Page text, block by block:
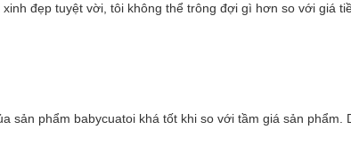
đẹp tuyệt vời, tôi không thể trông đợi gì hơn so với giá
sản phẩm babycuatoi khá tốt khi so với tầm giá sản phẩm.